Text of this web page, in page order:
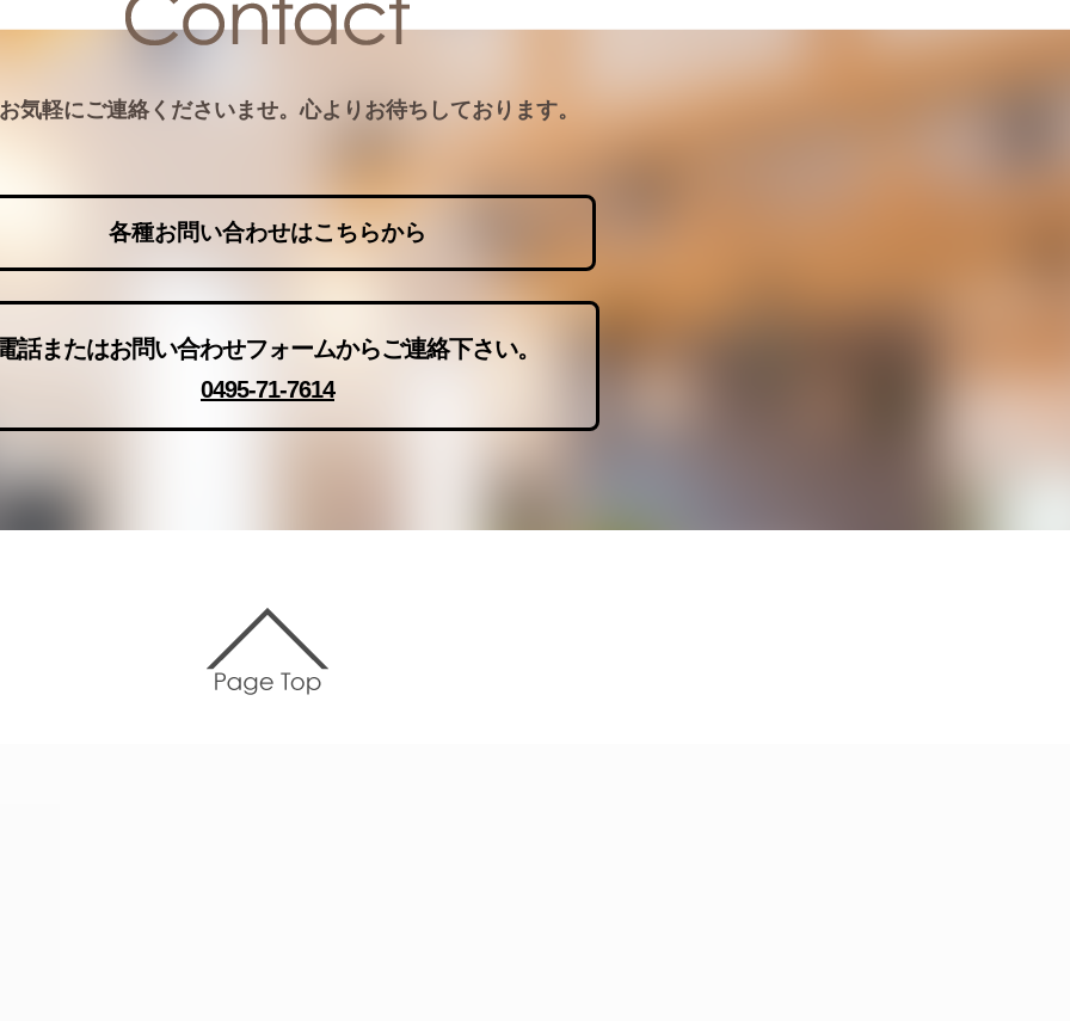
気軽にご連絡くださいませ。心よりお待ちしております。
各種お問い合わせはこちらから
話またはお問い合わせフォームからご連絡下さい。
0495-71-7614